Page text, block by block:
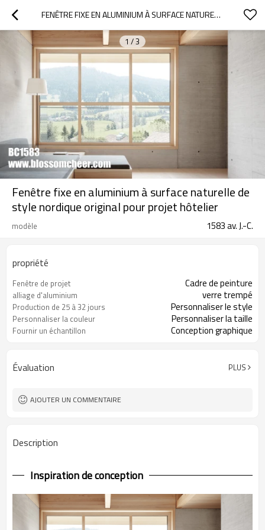
FENÊTRE FIXE EN ALUMINIUM À SURFACE NATURELLE DE STYLE NORDIQUE ORIGINAL POUR PROJET HÔTELIER
1 /3
Fenêtre fixe en aluminium à surface naturelle de
style nordique original pour projet hôtelier
modèle 1583 av. J.-C.
propriété
Fenêtre de projet Cadre de peinture
alliage d'aluminium verre trempé
Production de 25 à 32 jours Personnaliser le style
Personnaliser la couleur Personnaliser la taille
Fournir un échantillon Conception graphique
Évaluation PLUS
AJOUTER UN COMMENTAIRE
Description
Inspiration de conception